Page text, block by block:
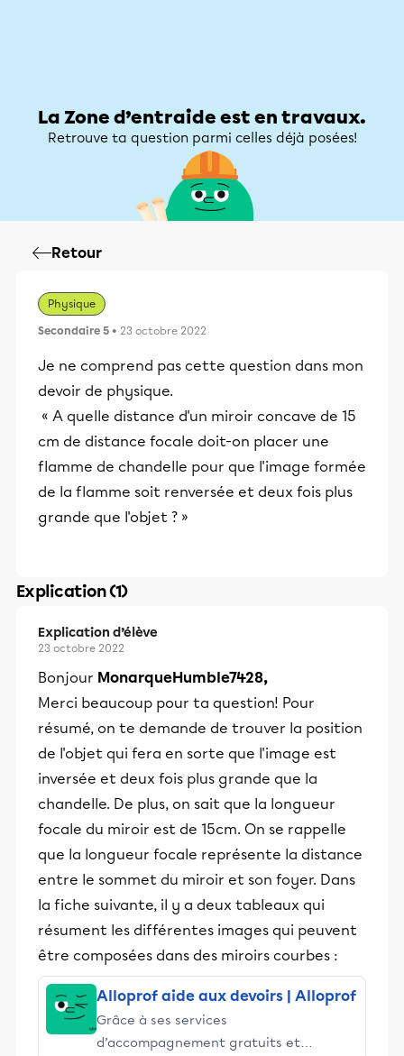
La Zone d’entraide est en travaux.
Retrouve ta question parmi celles déjà posées!
Retour
Physique
Secondaire 5 • 23 octobre 2022
Je ne comprend pas cette question dans mon
devoir de physique.
« A quelle distance d'un miroir concave de 15
cm de distance focale doit-on placer une
flamme de chandelle pour que l'image formée
de la flamme soit renversée et deux fois plus
grande que l'objet ? »
Explication (1)
Explication d’élève
23 octobre 2022
Bonjour MonarqueHumble7428,
Merci beaucoup pour ta question! Pour
résumé, on te demande de trouver la position
de l'objet qui fera en sorte que l'image est
inversée et deux fois plus grande que la
chandelle. De plus, on sait que la longueur
focale du miroir est de 15cm. On se rappelle
que la longueur focale représente la distance
entre le sommet du miroir et son foyer. Dans
la fiche suivante, il y a deux tableaux qui
résument les différentes images qui peuvent
être composées dans des miroirs courbes :
Alloprof aide aux devoirs | Alloprof
Grâce à ses services
d’accompagnement gratuits et